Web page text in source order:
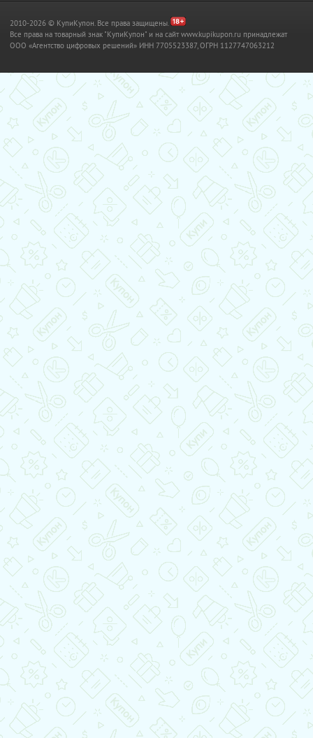
2010-2026 © КупиКупон. Все права защищены.
Все права на товарный знак "КупиКупон" и на сайт www.kupikupon.ru принадлежат
OOO «Агентство цифровых решений» ИНН 7705523387, ОГРН 1127747063212